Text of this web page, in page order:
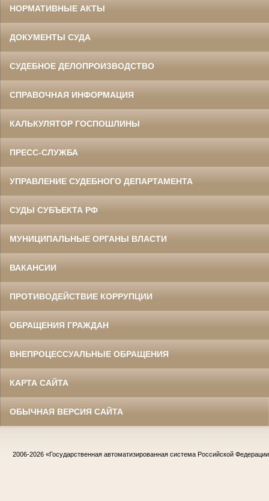
НОРМАТИВНЫЕ АКТЫ
ДОКУМЕНТЫ СУДА
СУДЕБНОЕ ДЕЛОПРОИЗВОДСТВО
СПРАВОЧНАЯ ИНФОРМАЦИЯ
КАЛЬКУЛЯТОР ГОСПОШЛИНЫ
ПРЕСС-СЛУЖБА
УПРАВЛЕНИЕ СУДЕБНОГО ДЕПАРТАМЕНТА
СУДЫ СУБЪЕКТА РФ
МУНИЦИПАЛЬНЫЕ ОРГАНЫ ВЛАСТИ
ВАКАНСИИ
ПРОТИВОДЕЙСТВИЕ КОРРУПЦИИ
ОБРАЩЕНИЯ ГРАЖДАН
ВНЕПРОЦЕССУАЛЬНЫЕ ОБРАЩЕНИЯ
КАРТА САЙТА
ОБЫЧНАЯ ВЕРСИЯ САЙТА
2006-2026 «Государственная автоматизированная система Российской